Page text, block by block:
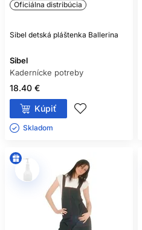
Oficiálna distribúcia
Sibel detská pláštenka Ballerina
Sibel
Kadernícke potreby
18.40 €
Kúpiť
Skladom ㅤ